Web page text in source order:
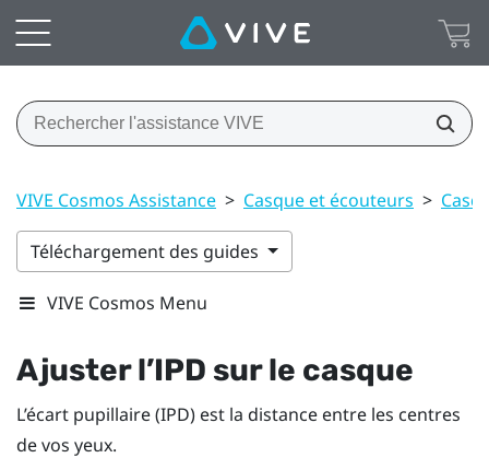
VIVE Cosmos Assistance > Casque et écouteurs >
Téléchargement des guides
VIVE Cosmos Menu
Ajuster l’IPD sur le casque
L’écart pupillaire (IPD) est la distance entre les centres
de vos yeux.